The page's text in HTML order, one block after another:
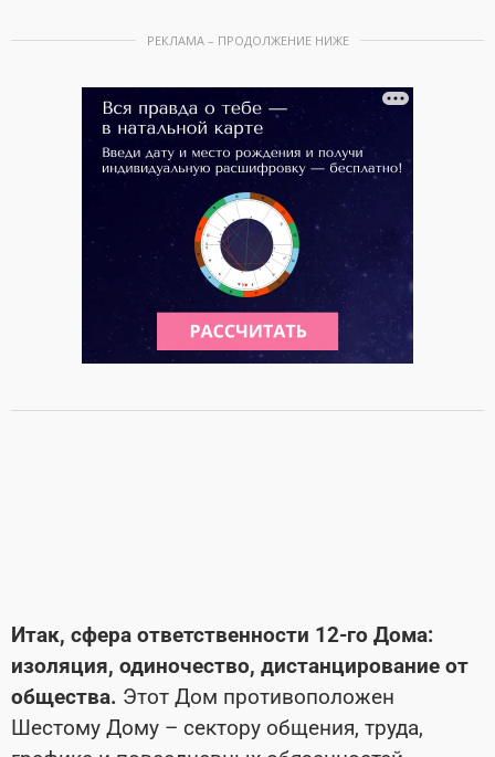
РЕКЛАМА – ПРОДОЛЖЕНИЕ НИЖЕ
Итак, сфера ответственности 12-го Дома:
изоляция, одиночество, дистанцирование от
общества. Этот Дом противоположен
Шестому Дому – сектору общения, труда,